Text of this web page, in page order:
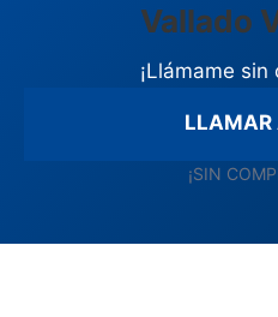
Vallado
¡Llámame
LLAMAR
¡SIN